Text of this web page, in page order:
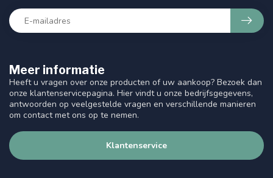
Meer informatie
Heeft u vragen over onze producten of uw aankoop? Bezoek dan
onze klantenservicepagina. Hier vindt u onze bedrijfsgegevens,
antwoorden op veelgestelde vragen en verschillende manieren
om contact met ons op te nemen.
Klantenservice